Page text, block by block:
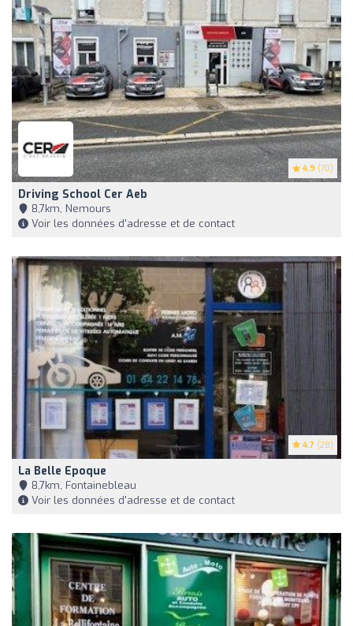
4.9 (70)
Driving School Cer Aeb
8,7km, Nemours
Voir les données d'adresse et de contact
4.7 (28)
La Belle Epoque
8,7km, Fontainebleau
Voir les données d'adresse et de contact